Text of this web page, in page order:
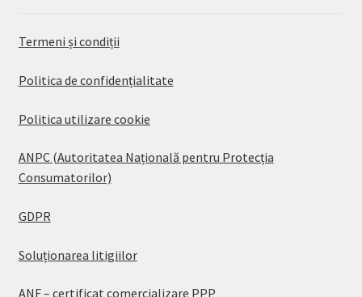
Termeni și condiții
Politica de confidențialitate
Politica utilizare cookie
ANPC (Autoritatea Națională pentru Protecția
Consumatorilor)
GDPR
Soluționarea litigiilor
ANF – certificat comercializare PPP